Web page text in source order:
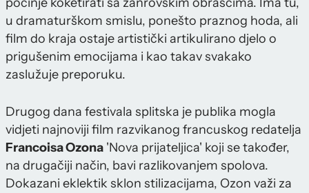
u dramaturškom smislu, ponešto praznog hoda, ali
film do kraja ostaje artistički artikulirano djelo o
prigušenim emocijama i kao takav svakako
zaslužuje preporuku.
Drugog dana festivala splitska je publika mogla
vidjeti najnoviji film razvikanog francuskog redatelja
Francoisa Ozona 'Nova prijateljica' koji se također,
na drugačiji način, bavi razlikovanjem spolova.
Dokazani eklektik sklon stilizacijama, Ozon važi za